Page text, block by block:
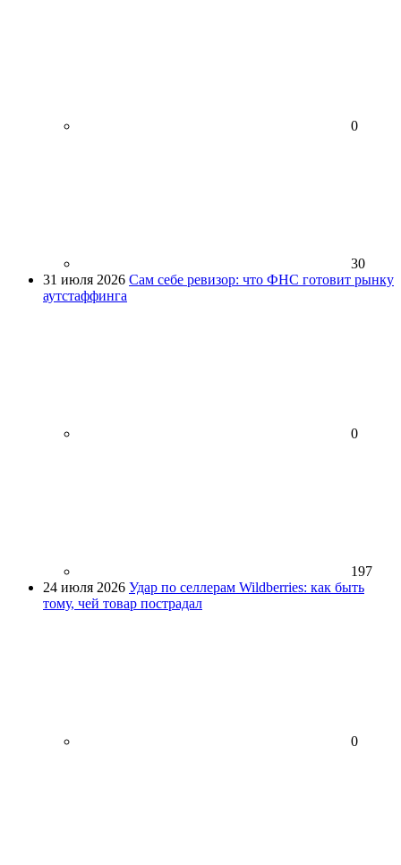
0
30
31 июля 2026 Сам себе ревизор: что ФНС готовит рынку
аутстаффинга
0
197
24 июля 2026 Удар по селлерам Wildberries: как быть
тому, чей товар пострадал
0